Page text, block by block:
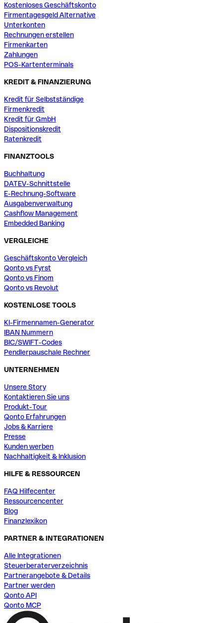
Kostenloses Geschäftskonto
Firmentagesgeld Alternative
Unterkonten
Rechnungen erstellen
Firmenkarten
Zahlungen
POS-Kartenterminals
KREDIT & FINANZIERUNG
Kredit für Selbstständige
Firmenkredit
Kredit für GmbH
Dispositionskredit
Ratenkredit
FINANZTOOLS
Buchhaltung
DATEV-Schnittstelle
E-Rechnung-Software
Ausgabenverwaltung
Cashflow Management
Embedded Banking
VERGLEICHE
Geschäftskonto Vergleich
Qonto vs Fyrst
Qonto vs Finom
Qonto vs Revolut
KOSTENLOSE TOOLS
KI-Firmennamen-Generator
IBAN Nummern
BIC/SWIFT-Codes
Pendlerpauschale Rechner
UNTERNEHMEN
Unsere Story
Kontaktieren Sie uns
Produkt-Tour
Qonto Erfahrungen
Jobs & Karriere
Presse
Kunden werben
Nachhaltigkeit & Inklusion
HILFE & RESSOURCEN
FAQ Hilfecenter
Ressourcencenter
Blog
Finanzlexikon
PARTNER & INTEGRATIONEN
Alle Integrationen
Steuerberaterverzeichnis
Partnerangebote & Details
Partner werden
Qonto API
Qonto MCP